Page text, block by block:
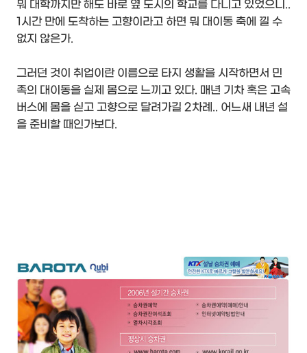
뭐 대학까지만 해도 바로 옆 도시의 학교를 다니고 있었으니..
1시간 만에 도착하는 고향이라고 하면 뭐 대이동 축에 낄 수
없지 않은가.
그러던 것이 취업이란 이름으로 타지 생활을 시작하면서 민
족의 대이동을 실제 몸으로 느끼고 있다. 매년 기차 혹은 고속
버스에 몸을 싣고 고향으로 달려가길 2차례.. 어느새 내년 설
을 준비할 때인가보다.